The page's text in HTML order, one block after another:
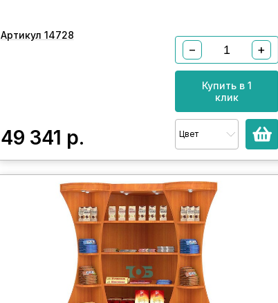
Артикул 14728
49 341 р.
− +
Купить в 1
клик
Цвет